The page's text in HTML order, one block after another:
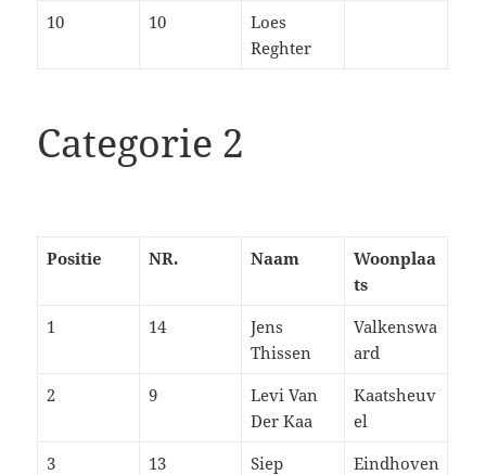
10 10
Loes
Reghter
Categorie 2
Positie NR. Naam
Woonplaa
ts
1
14
Jens
Thissen
Valkenswa
ard
2
9
Levi Van
Der Kaa
Kaatsheuv
el
3
13
Siep
Eindhoven